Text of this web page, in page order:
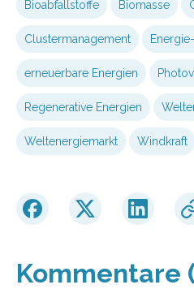
Bioabfallstoffe Biomasse
Clustermanagement
erneuerbare Energien
Regenerative Energien
Weltenergiemarkt Windkraft
Kommentare